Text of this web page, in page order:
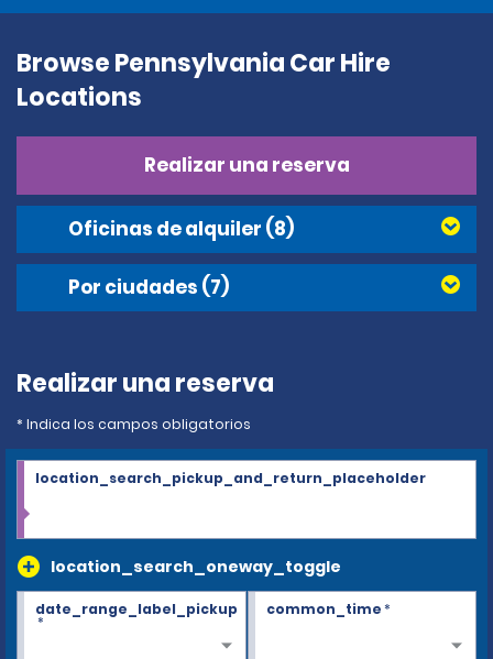
Browse Pennsylvania Car Hire
Locations
Realizar una reserva
Oficinas de alquiler (8)
Por ciudades (7)
Realizar una reserva
* Indica los campos obligatorios
location_search_oneway_toggle
location_search_pickup_and_return_placeholder
date_range_label_pickup
*
common_time*